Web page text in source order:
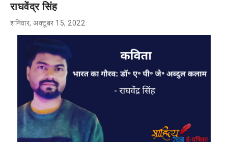
राघवेंद्र सिंह
शनिवार, अक्टूबर 15, 2022